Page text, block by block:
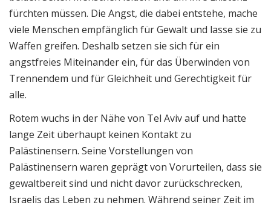
fürchten müssen. Die Angst, die dabei entstehe, mache
viele Menschen empfänglich für Gewalt und lasse sie zu
Waffen greifen. Deshalb setzen sie sich für ein
angstfreies Miteinander ein, für das Überwinden von
Trennendem und für Gleichheit und Gerechtigkeit für
alle.
Rotem wuchs in der Nähe von Tel Aviv auf und hatte
lange Zeit überhaupt keinen Kontakt zu
Palästinensern. Seine Vorstellungen von
Palästinensern waren geprägt von Vorurteilen, dass sie
gewaltbereit sind und nicht davor zurückschrecken,
Israelis das Leben zu nehmen. Während seiner Zeit im